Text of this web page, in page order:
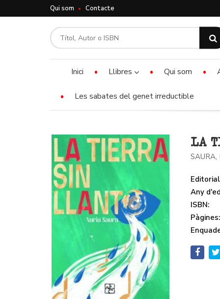
Qui som Contacte
Inici Llibres Qui som
Les sabates del genet irreductible
LA
SAURA,
Any
ISBN:
Pàgines: